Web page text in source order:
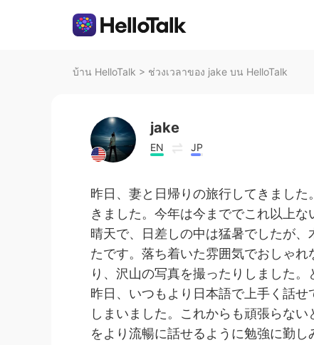
บ้าน HelloTalk > ช่วงเวลาของ jake บน HelloTalk
jake
EN JP
昨日、妻と日帰りの旅行してきまし
きました。今年は今まででこれ以上な
晴天で、日差しの中は猛暑でしたが
たです。落ち着いた雰囲気でおしゃ
り、沢山の写真を撮ったりしました。
昨日、いつもより日本語で上手く話
しまいました。これからも頑張らな
をより流暢に話せるように勉強に勤